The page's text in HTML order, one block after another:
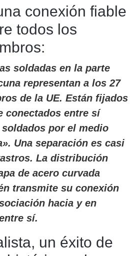
conexión fiable
todos los
soldadas en la parte
representan a los 27
de la UE. Están fijados
conectados entre sí
por el medio
Una separación es casi
La distribución
de acero curvada
transmite su conexión
hacia y en
sí.
un éxito de